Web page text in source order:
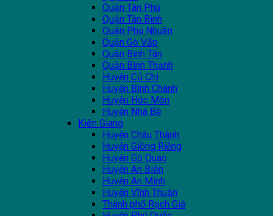
Quận Tân Phú
Quận Tân Bình
Quận Phú Nhuận
Quận Gò Vấp
Quận Bình Tân
Quận Bình Thạnh
Huyện Củ Chi
Huyện Bình Chánh
Huyện Hóc Môn
Huyện Nhà Bè
Kiên Giang
Huyện Châu Thành
Huyện Giồng Riềng
Huyện Gò Quao
Huyện An Biên
Huyện An Minh
Huyện Vĩnh Thuận
Thành phổ Rạch Giá